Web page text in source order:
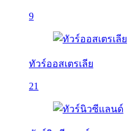
9
ทัวร์ออสเตรเลีย
21